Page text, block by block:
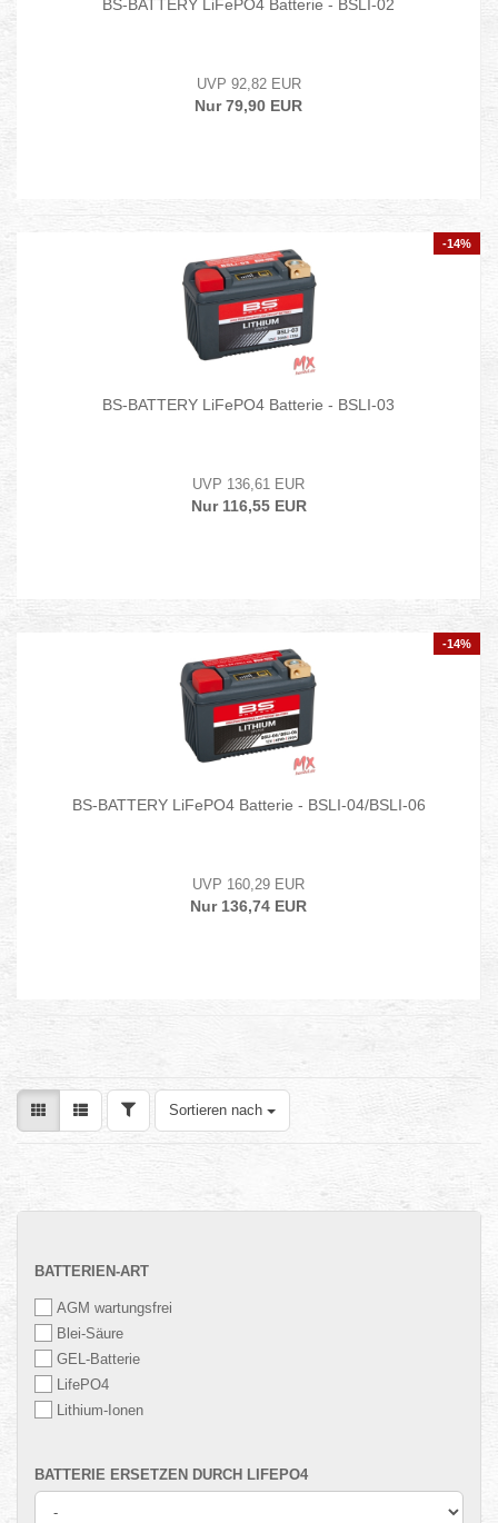
BS-BATTERY LiFePO4 Batterie - BSLI-02
UVP 92,82 EUR
Nur 79,90 EUR
-14%
BS-BATTERY LiFePO4 Batterie - BSLI-03
UVP 136,61 EUR
Nur 116,55 EUR
-14%
BS-BATTERY LiFePO4 Batterie - BSLI-04/BSLI-06
UVP 160,29 EUR
Nur 136,74 EUR
FILTERSortieren nach
Sortieren nach
BATTERIEN-
BATTERIEN-ART
AGM wartungsfrei
Blei-Säure
GEL-Batterie
LifePO4
Lithium-Ionen
BATTERIE
ERSETZEN
DURCH
BATTERIE ERSETZEN DURCH LIFEPO4